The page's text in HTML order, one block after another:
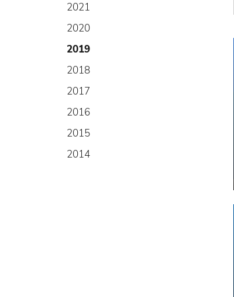
2021
2020
2019
2018
2017
2016
2015
2014